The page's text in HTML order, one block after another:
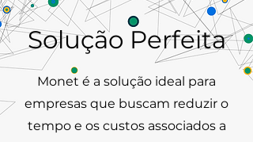
Solução Perfeita
Monet é a solução ideal para
empresas que buscam reduzir o
tempo e os custos associados a